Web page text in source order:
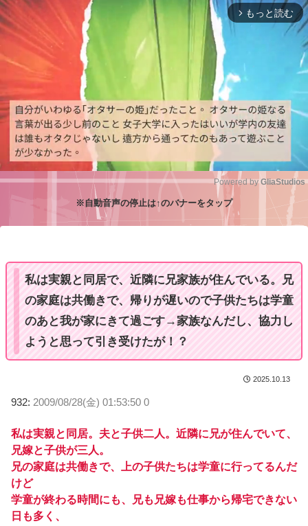
arrow_forward_ios もっと読む
Powered by GliaStudios
※自動音声の停止は↑のバナーをタップ
私は実親と同居で、近隣に兄家族が住んでいる。兄
の家庭は共働きで、帰りが遅いので子供たちは学童
のあと我が家にきて過ごす→家族なんだし、協力し
ようと思って引き受けたが！？
2025.10.13
932: 2009/08/28(金) 01:53:50 0
私は実親と同居。夫と子供二人。近隣に兄が住んでいて、
兄嫁と子供が三人。
兄の家庭は共働きで、上の子供たちは学童に行ってるんだ
けど
学童が終わる時間にも、兄も兄嫁も仕事から帰宅できない
日も多く、